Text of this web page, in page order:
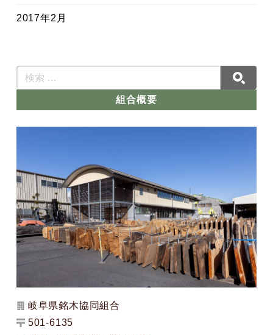
2017年2月
組合概要
岐阜県銘木協同組合
501-6135